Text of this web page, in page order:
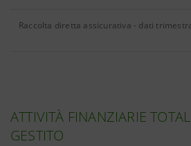
Raccolta diretta assicurativa - dati
ATTIVITÀ FINANZIARIE
GESTITO